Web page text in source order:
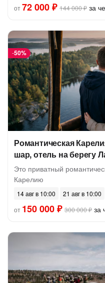
от72 000 ₽ 144 000 ₽ за
-50%
Романтическая
шар, отель на берегу
Это приватный
Карелию
14 авг в 10:00
21 авг в 10:00
от 150 000 ₽ 300 000 ₽ за